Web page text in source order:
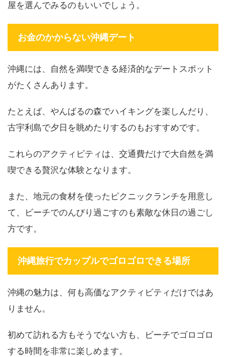
屋を選んでみるのもいいでしょう。
お金のかからない沖縄デート
沖縄には、自然を満喫できる経済的なデートスポット
がたくさんあります。
たとえば、やんばるの森でハイキングを楽しんだり、
古宇利島で夕日を眺めたりするのもおすすめです。
これらのアクティビティは、交通費だけで大自然を満
喫できる贅沢な体験となります。
また、地元の食材を使ったピクニックランチを用意し
て、ビーチでのんびり過ごすのも素敵な休日の過ごし
方です。
沖縄旅行でカップルでゴロゴロできる場所
沖縄の魅力は、何も高価なアクティビティだけではあ
りません。
初めて訪れる方もそうでない方も、ビーチでゴロゴロ
する時間を非常に楽しめます。